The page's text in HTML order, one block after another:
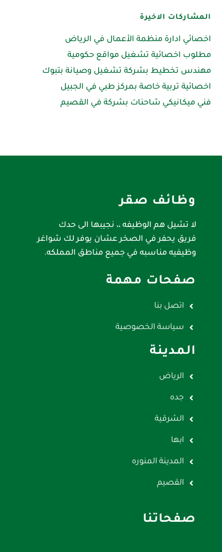
المشاركات الاخيرة
اخصائي ادارة منظمة الأعمال في الرياض
مطلوب اخصائية تشغيل مواقع حكومية
مهندس تخطيط بشركة تشغيل وصيانة بتبوك
اخصائية تربية خاصة بمركز طبي في الجبيل
فني ميكانيكي شاحنات بشركة في القصيم
وظائف صقر
لا تشيل هم الوظيفه ،، نجيبها الى حدك
فريق يحفر في الصخر عشان يوفر لك شواغر
وظيفيه مناسبه في جميع مناطق المملكه.
صفحات مهمة
اتصل بنا
سياسة الخصوصية
المدينة
الرياض
جده
الشرقية
ابها
المدينة المنوره
القصيم
صفحاتنا